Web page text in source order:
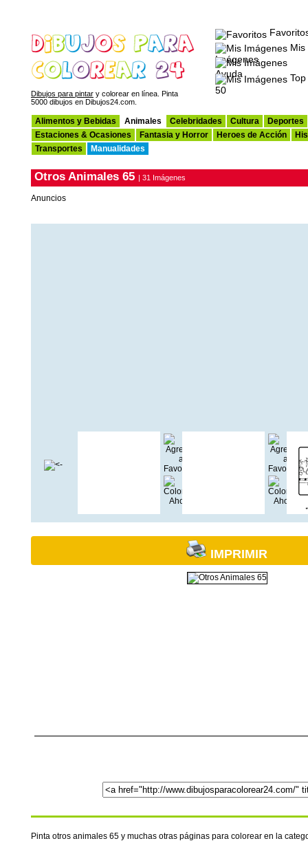
Dibujos para pintar y colorear en línea. Pinta
5000 dibujos en Dibujos24.com.
Mis
Imágenes
Ayuda
Top
50
Alimentos y Bebidas Animales Celebridades Cultura
Deportes
Estaciones & Ocasiones
Fantasia y Horror Heroes de Acción
Transportes
Manualidades
Otros Animales 65 | 31 Imágenes
Anuncios
IMPRIMIR
Pinta otros animales 65 y muchas otras páginas para colorear en la